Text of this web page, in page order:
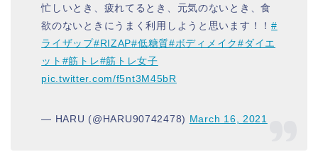
忙しいとき、疲れてるとき、元気のないとき、食
欲のないときにうまく利用しようと思います！！#
ライザップ#RIZAP#低糖質#ボディメイク#ダイエ
ット #筋トレ#筋トレ女子
pic.twitter.com/f5nt3M45bR
— HARU (@HARU90742478) March 16, 2021